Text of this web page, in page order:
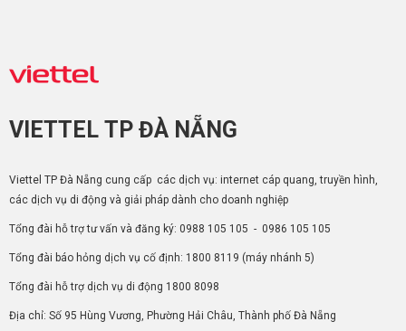
VIETTEL TP ĐÀ NẴNG
Viettel TP Đà Nẵng cung cấp các dịch vụ: internet cáp quang, truyền hình,
các dịch vụ di động và giải pháp dành cho doanh nghiệp
Tổng đài hỗ trợ tư vấn và đăng ký: 0988 105 105 - 0986 105 105
Tổng đài báo hỏng dịch vụ cố định: 1800 8119 (máy nhánh 5)
Tổng đài hỗ trợ dịch vụ di động 1800 8098
Địa chỉ: Số 95 Hùng Vương, Phường Hải Châu, Thành phố Đà Nẵng